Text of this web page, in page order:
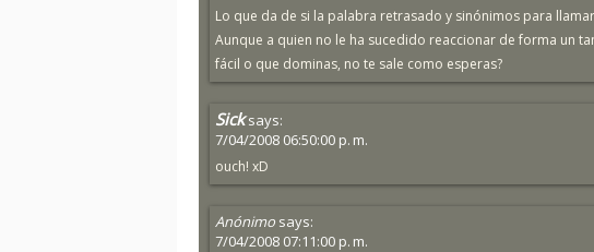
Lo que da de si la palabra retrasado y sinónimos para
Aunque a quien no le ha sucedido reaccionar de forma un
fácil o que dominas, no te sale como esperas?
Sick says:
7/04/2008 06:50:00 p. m.
ouch! xD
Anónimo says:
7/04/2008 07:11:00 p. m.